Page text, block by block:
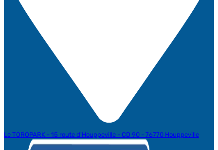
Le TOROPARK - 15 route d'Houppeville - CD 90 - 76770 Houppeville